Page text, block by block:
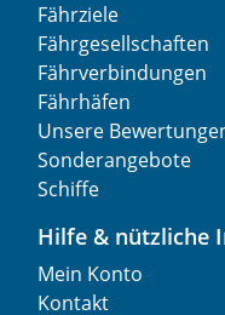
Fährziele
Fährgesellschaften
Fährverbindungen
Fährhäfen
Unsere
Sonderangebote
Schiffe
Hilfe &
Mein Konto
Kontakt